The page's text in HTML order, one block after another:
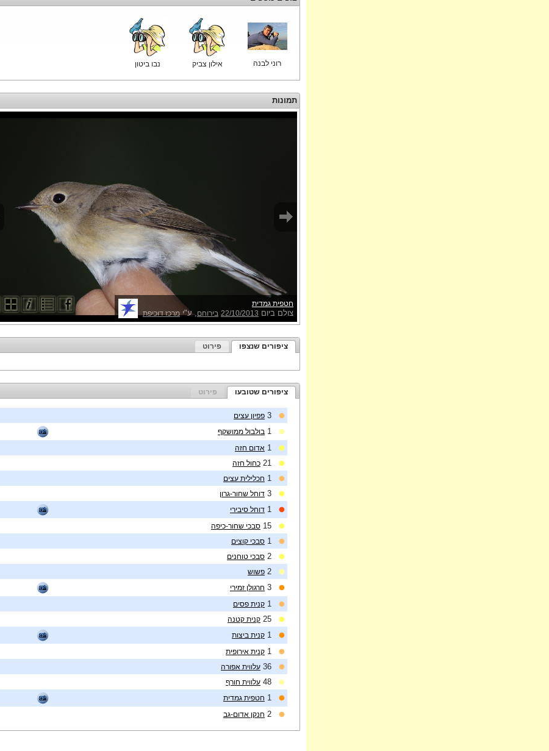
רוני לבנה אילון צביק נבו ביטון
תמונות
חטפית גמדית
צולם ביום 22/10/2013 בירוחם, ע"ימרכז דוכיפת
ציפורים שנצפו פירוט
ציפורים שטובעו פירוט
3 פפיון עצים
1 בולבול ממושקף
1 אדום חזה
21 כחול חזה
1 חכלילית עצים
3 דוחל שחור-גרון
1 דוחל סיבירי
15 סבכי שחור-כיפה
1 סבכי קוצים
2 סבכי טוחנים
2 פשוש
3 חרגולן זמירי
1 קנית פסים
25 קנית קטנה
1 קנית ביצות
1 קנית אירופית
36 עלווית אפורה
48 עלווית חורף
1 חטפית גמדית
2 חנקן אדום-גב